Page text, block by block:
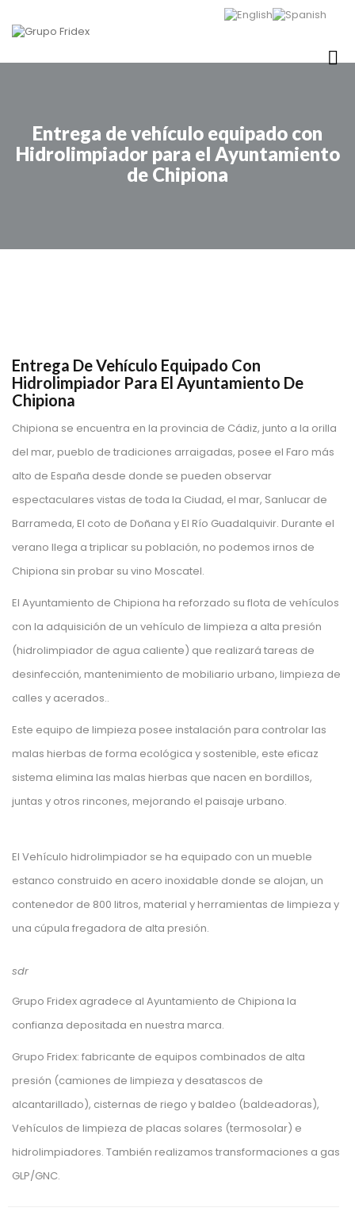
Entrega de vehículo equipado con
Hidrolimpiador para el Ayuntamiento
de Chipiona
Entrega De Vehículo Equipado Con
Hidrolimpiador Para El Ayuntamiento De
Chipiona
Chipiona se encuentra en la provincia de Cádiz, junto a la orilla
del mar, pueblo de tradiciones arraigadas, posee el Faro más
alto de España desde donde se pueden observar
espectaculares vistas de toda la Ciudad, el mar, Sanlucar de
Barrameda, El coto de Doñana y El Río Guadalquivir. Durante el
verano llega a triplicar su población, no podemos irnos de
Chipiona sin probar su vino Moscatel.
El Ayuntamiento de Chipiona ha reforzado su flota de vehículos
con la adquisición de un vehículo de limpieza a alta presión
(hidrolimpiador de agua caliente) que realizará tareas de
desinfección, mantenimiento de mobiliario urbano, limpieza de
calles y acerados..
Este equipo de limpieza posee instalación para controlar las
malas hierbas de forma ecológica y sostenible, este eficaz
sistema elimina las malas hierbas que nacen en bordillos,
juntas y otros rincones, mejorando el paisaje urbano.
El Vehículo hidrolimpiador se ha equipado con un mueble
estanco construido en acero inoxidable donde se alojan, un
contenedor de 800 litros, material y herramientas de limpieza y
una cúpula fregadora de alta presión.
sdr
Grupo Fridex agradece al Ayuntamiento de Chipiona la
confianza depositada en nuestra marca.
Grupo Fridex: fabricante de equipos combinados de alta
presión (camiones de limpieza y desatascos de
alcantarillado), cisternas de riego y baldeo (baldeadoras),
Vehículos de limpieza de placas solares (termosolar) e
hidrolimpiadores. También realizamos transformaciones a gas
GLP/GNC.